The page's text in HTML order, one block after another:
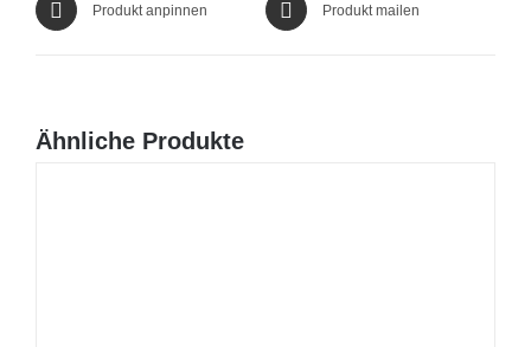
Produkt anpinnen Produkt mailen
Ähnliche Produkte